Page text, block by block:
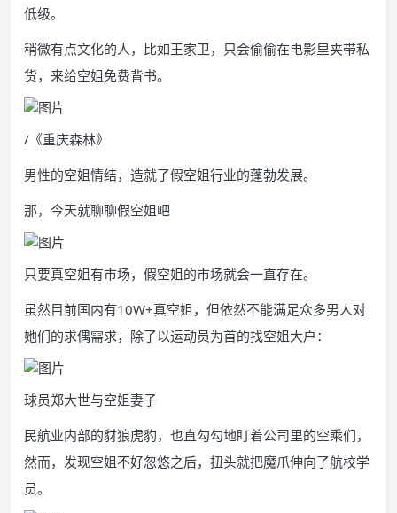
低级。
稍微有点文化的人，比如王家卫，只会偷偷在电影里夹带私
货，来给空姐免费背书。
/《重庆森林》
男性的空姐情结，造就了假空姐行业的蓬勃发展。
那，今天就聊聊假空姐吧
只要真空姐有市场，假空姐的市场就会一直存在。
虽然目前国内有10W+真空姐，但依然不能满足众多男人对
她们的求偶需求，除了以运动员为首的找空姐大户：
球员郑大世与空姐妻子
民航业内部的豺狼虎豹，也直勾勾地盯着公司里的空乘们，
然而，发现空姐不好忽悠之后，扭头就把魔爪伸向了航校学
员。